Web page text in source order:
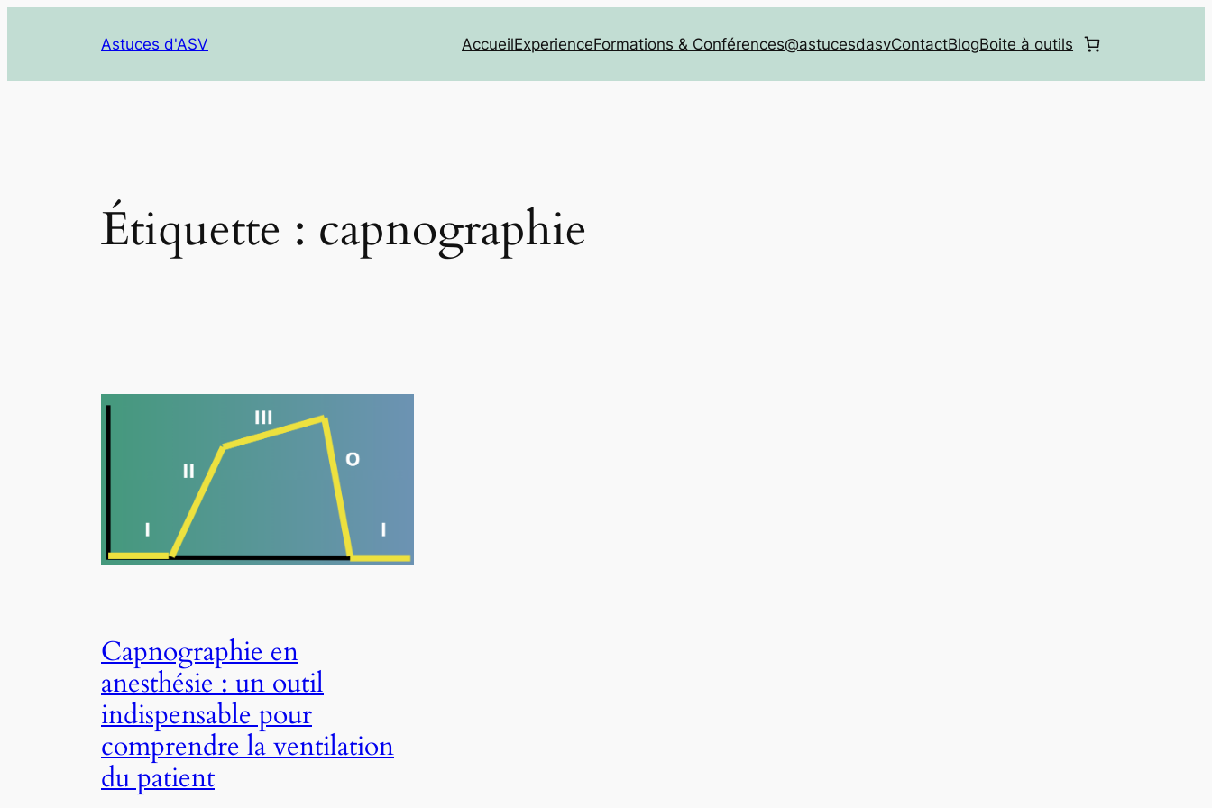
Astuces d'ASV AccueilExperienceFormations & Conférences@astucesdasvContactBlogBoite à outils
Étiquette : capnographie
Capnographie en
anesthésie : un outil
indispensable pour
comprendre la ventilation
du patient